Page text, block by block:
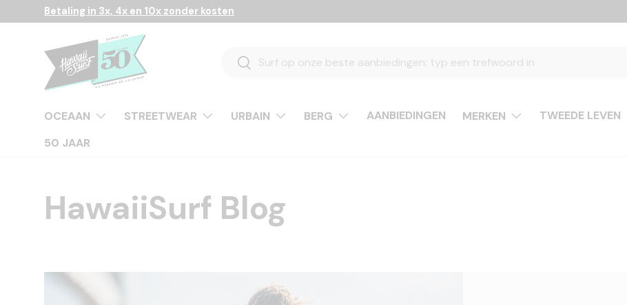
Ga naar inhoud
Betaling in 3x, 4x en 10x zonder kosten
Zoeken
Zoeken
OCEAAN STREETWEAR URBAIN BERG AANBIEDINGEN MERKEN
TWEEDE LEVEN
50 JAAR
HawaiiSurf Blog